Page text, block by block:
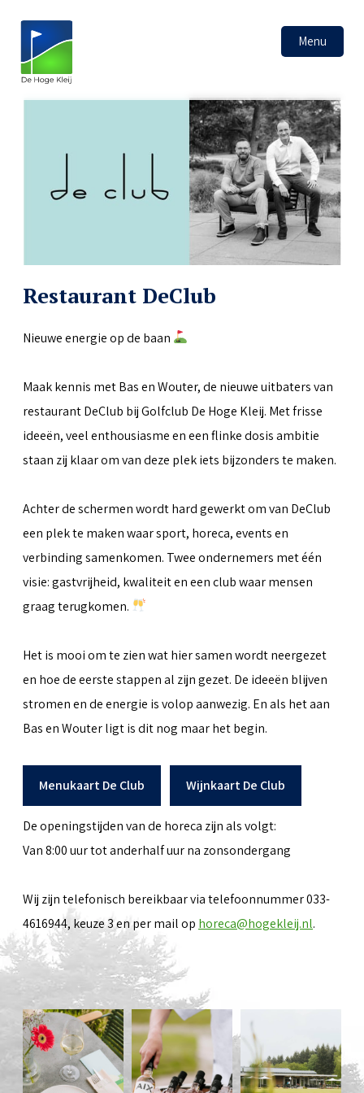
Menu
Restaurant DeClub
Nieuwe energie op de baan
Maak kennis met Bas en Wouter, de nieuwe uitbaters van
restaurant DeClub bij Golfclub De Hoge Kleij. Met frisse
ideeën, veel enthousiasme en een flinke dosis ambitie
staan zij klaar om van deze plek iets bijzonders te maken.
Achter de schermen wordt hard gewerkt om van DeClub
een plek te maken waar sport, horeca, events en
verbinding samenkomen. Twee ondernemers met één
visie: gastvrijheid, kwaliteit en een club waar mensen
graag terugkomen.
Het is mooi om te zien wat hier samen wordt neergezet
en hoe de eerste stappen al zijn gezet. De ideeën blijven
stromen en de energie is volop aanwezig. En als het aan
Bas en Wouter ligt is dit nog maar het begin.
Menukaart De Club Wijnkaart De Club
De openingstijden van de horeca zijn als volgt:
Van 8:00 uur tot anderhalf uur na zonsondergang
Wij zijn telefonisch bereikbaar via telefoonnummer 033-
4616944, keuze 3 en per mail op horeca@hogekleij.nl.